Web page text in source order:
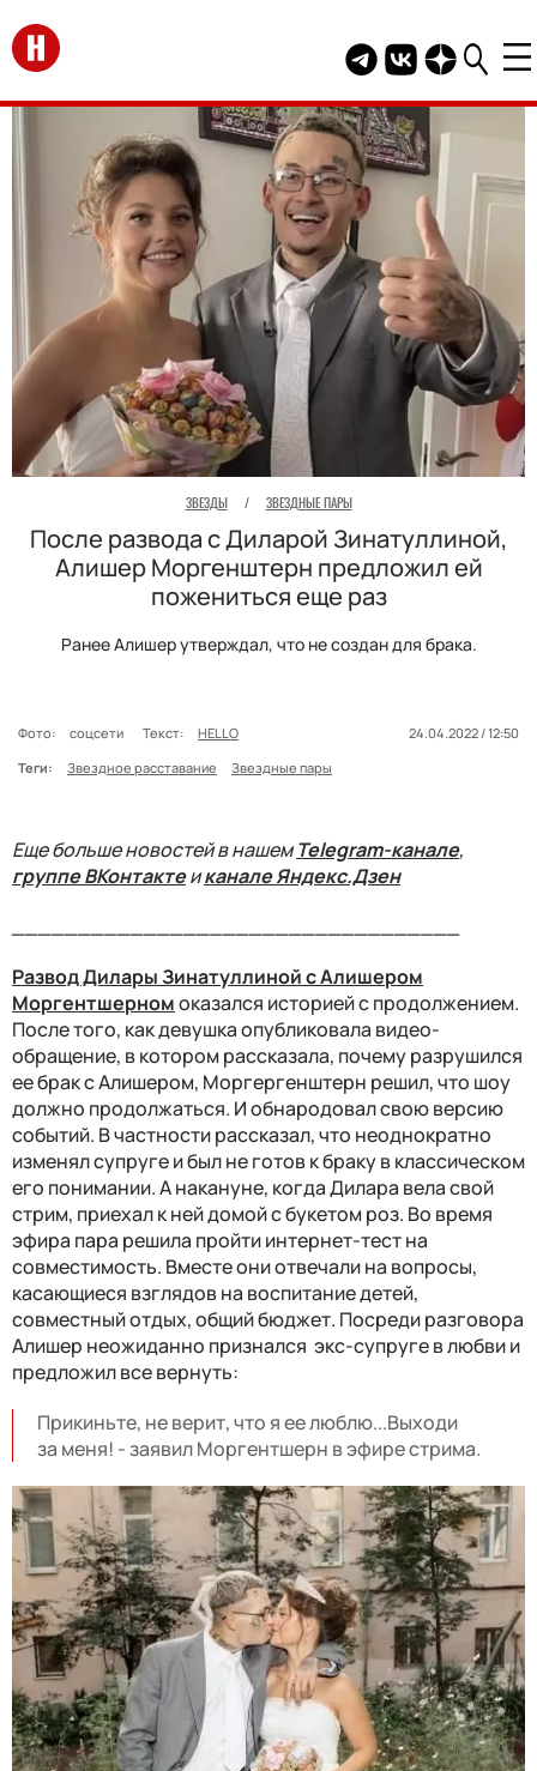
Перейти на главную
Telegram канал
Группа HELLO
Канал
ЗВЕЗДЫ / ЗВЕЗДНЫЕ ПАРЫ
После развода с Диларой Зинатуллиной,
Алишер Моргенштерн предложил ей
пожениться еще раз
Ранее Алишер утверждал, что не создан для брака.
Фото: соцсети Текст: HELLO
24.04.2022 / 12:50
Теги:
Звездное расставание Звездные пары
Еще больше новостей в нашемTelegram-канале,
группе ВКонтактеиканале Яндекс.Дзен
Развод Дилары Зинатуллиной с Алишером
Моргентшерномоказался историей с продолжением.
После того, как девушка опубликовала видео-
обращение, в котором рассказала, почему разрушился
ее брак с Алишером, Моргергенштерн решил, что шоу
должно продолжаться. И обнародовал свою версию
событий. В частности рассказал, что неоднократно
изменял супруге и был не готов к браку в классическом
его понимании. А накануне, когда Дилара вела свой
стрим, приехал к ней домой с букетом роз. Во время
эфира пара решила пройти интернет-тест на
совместимость. Вместе они отвечали на вопросы,
касающиеся взглядов на воспитание детей,
совместный отдых, общий бюджет. Посреди разговора
Алишер неожиданно признался экс-супруге в любви и
предложил все вернуть:
Прикиньте, не верит, что я ее люблю...Выходи
за меня! - заявил Моргентшерн в эфире стрима.